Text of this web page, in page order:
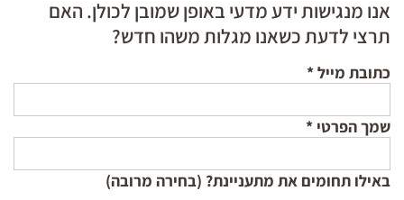
אנו מנגישות ידע מדעי באופן שמובן לכולן. האם
תרצי לדעת כשאנו מגלות משהו חדש?
כתובת מייל*
שמך הפרטי *
באילו תחומים את מתעניינת? (בחירה מרובה)